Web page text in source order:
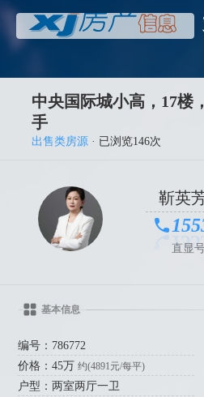
中央国际城小高，17楼
手
出售类房源 · 已浏览146次
靳英
直显
基本信息
编号：786772
价格：45万约(4891元/每平)
户型：两室两厅一卫